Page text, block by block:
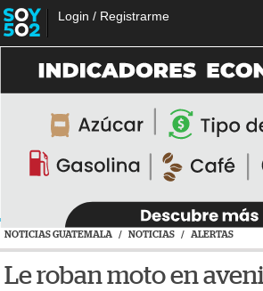
Login / Registrarme
NOTICIAS GUATEMALA / NOTICIAS / ALERTAS
Le roban moto en